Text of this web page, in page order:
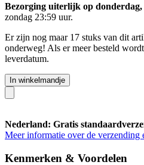
Bezorging uiterlijk op donderdag,
zondag 23:59 uur.
Er zijn nog maar 17 stuks van dit
onderweg! Als er meer besteld
leverdatum.
In winkelmandje
Nederland: Gratis
Meer informatie over de verzending
Kenmerken & Voordelen